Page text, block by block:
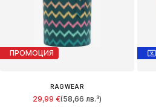
ПРОМОЦИЯ
RAGWEAR
29,99 €(58,66 лв.³)